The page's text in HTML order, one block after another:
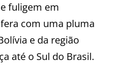
fuligem em
com uma pluma
e da região
até o Sul do Brasil.